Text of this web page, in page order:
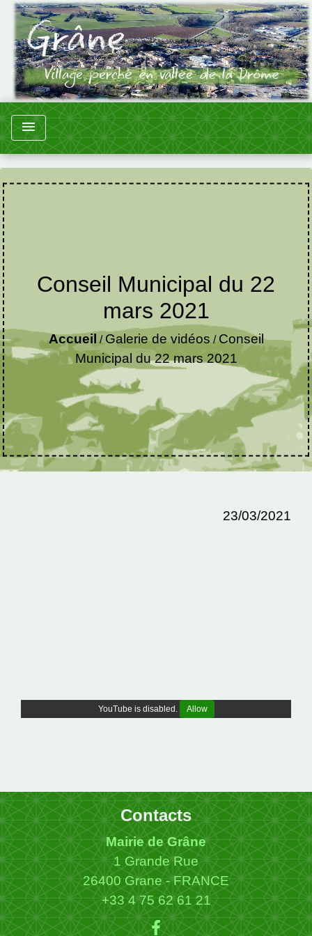
menu
Conseil Municipal du 22
mars 2021
Accueil / Galerie de vidéos /Conseil
Municipal du 22 mars 2021
23/03/2021
YouTube is disabled. Allow
Contacts
Mairie de Grâne
1 Grande Rue
26400 Grane - FRANCE
+33 4 75 62 61 21